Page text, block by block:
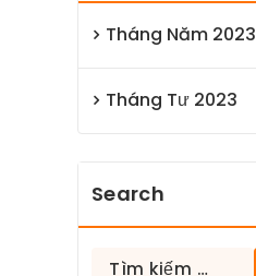
Tháng Năm 2023
Tháng Tư 2023
Search
Tìm